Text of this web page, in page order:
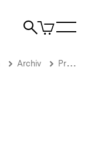
Suche
Artikel
im
Archiv Pressemitteilungen 2004